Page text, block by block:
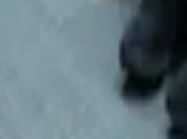
bölümüyle sona erdi.